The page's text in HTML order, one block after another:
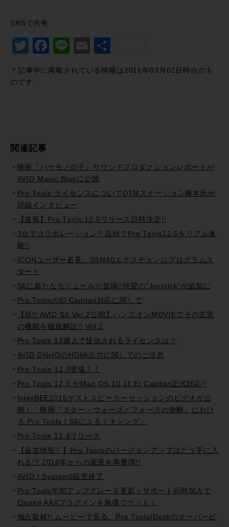
SNSで共有
Twitter
Facebook
LineEmail
＊記事中に掲載されている情報は2016年03月02日時点のも
のです。
関連記事
映画『バケモノの子』サウンドプロダクションレポートが
AVID Music Blogに公開
Pro Tools ライセンスについてDTMステーション藤本氏が
詳細インタビュー
【速報】Pro Tools 12.5リリース日時決定!!
3台でコラボレーション!! 店頭でPro Tools12.5をリアル体
験!!
ICONユーザー必見。S6M40エクスチェンジプログラムス
タート
S6に新たなモジュールが登場!!待望の”Joystick”が追加に
Pro ToolsのEl Capitan対応に関して
【祝!! AVID S6 Ver.2公開】ハンズオンMOVIEでその充実
の機能を徹底解説!! Vol.2
Pro Tools 12購入で提供されるライセンスは？
AVID DNxIOのHDMI出力に関してのご注意
Pro Tools 12.3登場！！
Pro Tools 12.3 がMac OS 10.11 El Capitan正式対応!!
InterBEE2015ゲストスピーカーセッションのビデオが公
開！「映画『スター・ウォーズ／フォースの覚醒』におけ
る Pro Tools | S6によるミキシング」
Pro Tools 12.4リリース
【追加情報!! 】Pro Toolsのバージョンアップはどう手に入
れる!? 2016年からの変更を再整理!!
AVID / System5販売終了
Pro Tools年間アップグレード更新＋サポート同時加入で
Eleven AAXプラグインを無償でゲット！
独占取材!! ムービーで見る、Pro Tools|Dockのオーバービ